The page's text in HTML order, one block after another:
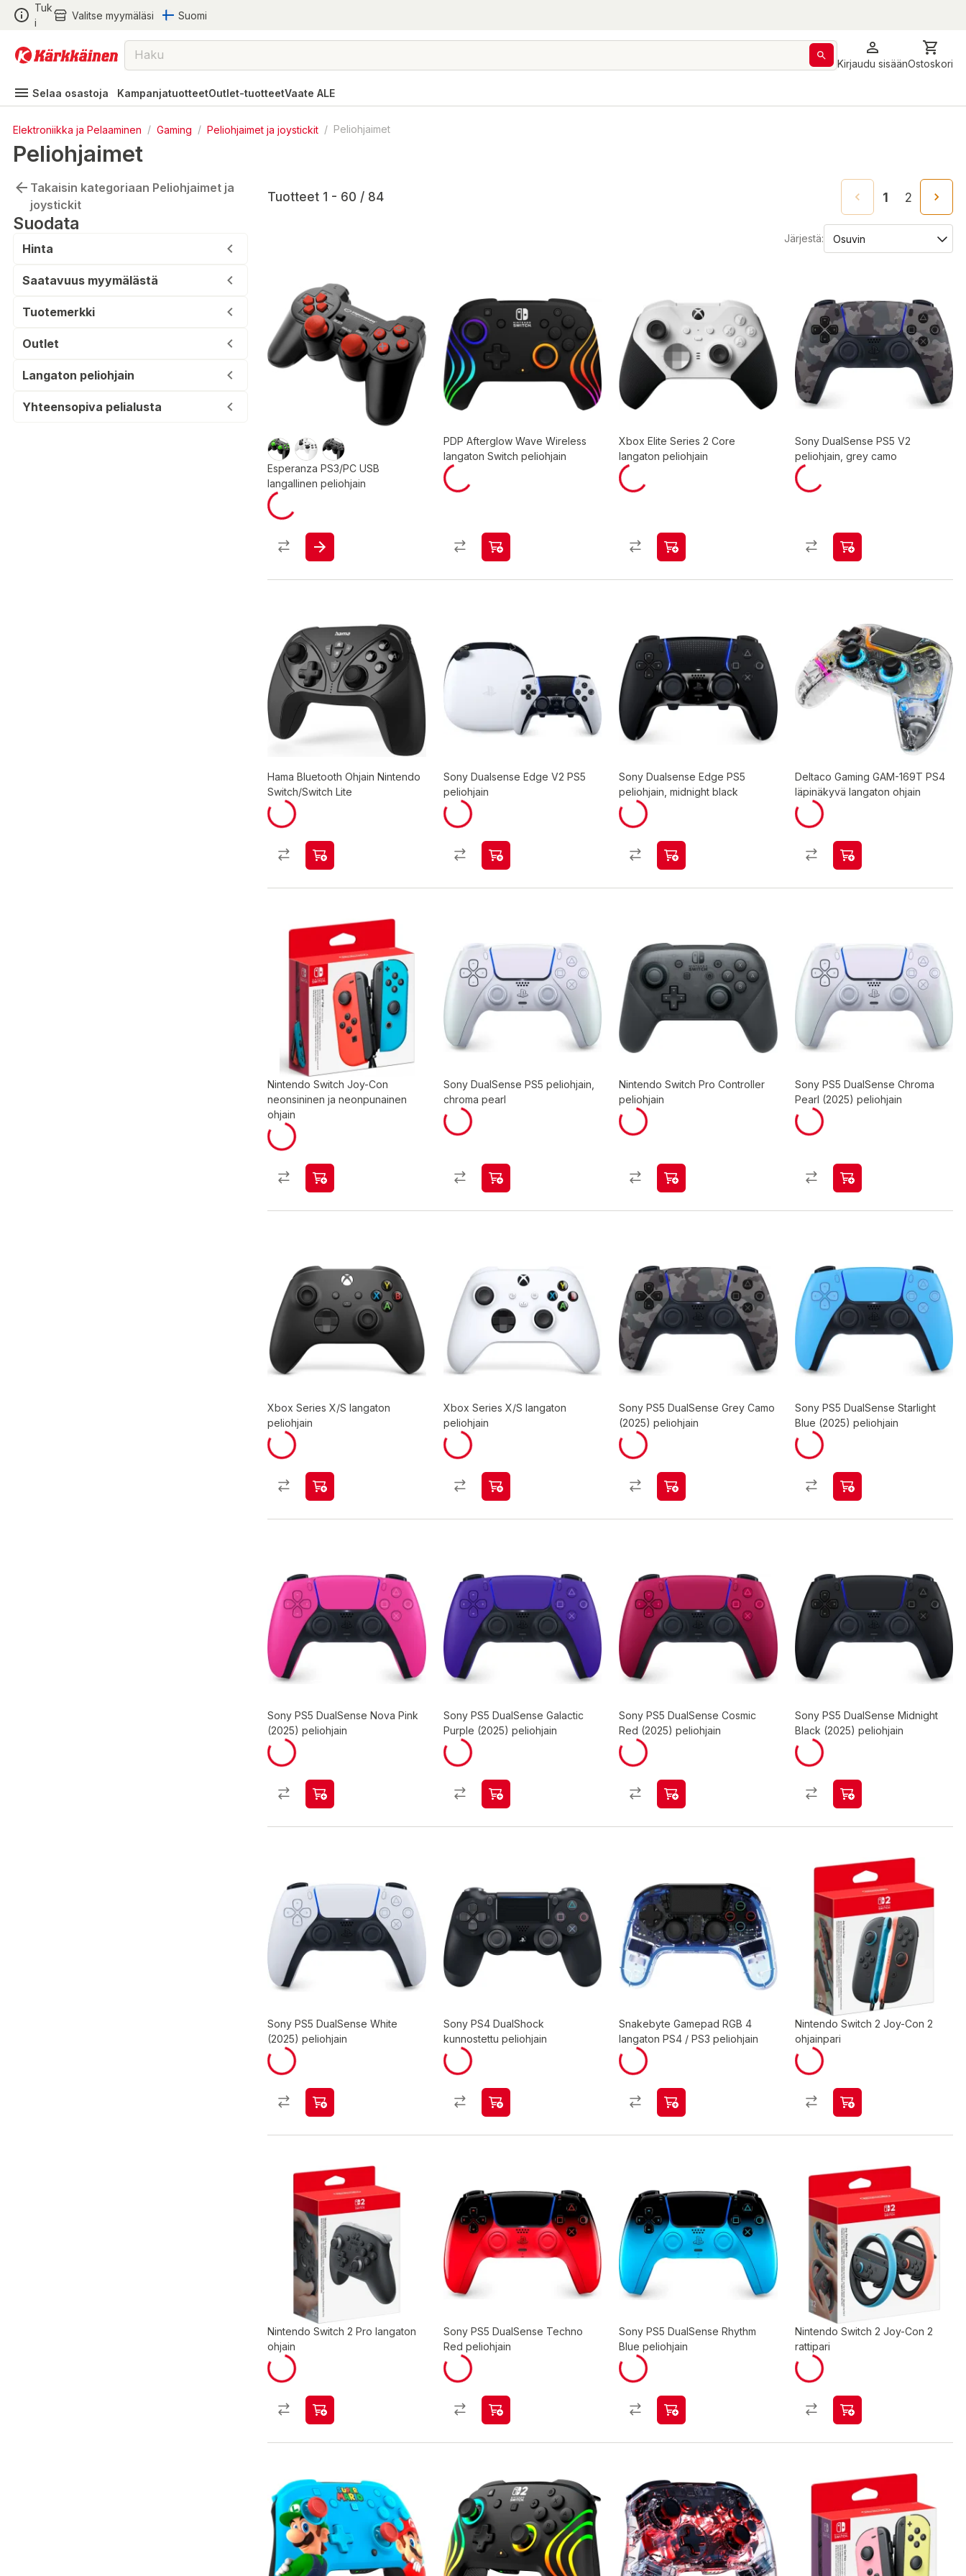
Tuk
i
Valitse myymäläsi Suomi
Kirjaudu sisäänOstoskori
Selaa osastoja KampanjatuotteetOutlet-tuotteetVaate ALE
Elektroniikka ja Pelaaminen / Gaming / Peliohjaimet ja joystickit / Peliohjaimet
Peliohjaimet
Takaisin kategoriaan Peliohjaimet ja
joystickit
Suodata
Hinta
Saatavuus myymälästä
Tuotemerkki
Outlet
Langaton peliohjain
Yhteensopiva pelialusta
Tuotteet 1 - 60 / 84 1 2
Järjestä:
Esperanza PS3/PC USB
langallinen peliohjain
PDP Afterglow Wave Wireless
langaton Switch peliohjain
Xbox Elite Series 2 Core
langaton peliohjain
Sony DualSense PS5 V2
peliohjain, grey camo
Hama Bluetooth Ohjain Nintendo
Switch/Switch Lite
Sony Dualsense Edge V2 PS5
peliohjain
Sony Dualsense Edge PS5
peliohjain, midnight black
Deltaco Gaming GAM-169T PS4
läpinäkyvä langaton ohjain
Nintendo Switch Joy-Con
neonsininen ja neonpunainen
ohjain
Sony DualSense PS5 peliohjain,
chroma pearl
Nintendo Switch Pro Controller
peliohjain
Sony PS5 DualSense Chroma
Pearl (2025) peliohjain
Xbox Series X/S langaton
peliohjain
Xbox Series X/S langaton
peliohjain
Sony PS5 DualSense Grey Camo
(2025) peliohjain
Sony PS5 DualSense Starlight
Blue (2025) peliohjain
Sony PS5 DualSense Nova Pink
(2025) peliohjain
Sony PS5 DualSense Galactic
Purple (2025) peliohjain
Sony PS5 DualSense Cosmic
Red (2025) peliohjain
Sony PS5 DualSense Midnight
Black (2025) peliohjain
Sony PS5 DualSense White
(2025) peliohjain
Sony PS4 DualShock
kunnostettu peliohjain
Snakebyte Gamepad RGB 4
langaton PS4 / PS3 peliohjain
Nintendo Switch 2 Joy-Con 2
ohjainpari
Nintendo Switch 2 Pro langaton
ohjain
Sony PS5 DualSense Techno
Red peliohjain
Sony PS5 DualSense Rhythm
Blue peliohjain
Nintendo Switch 2 Joy-Con 2
rattipari